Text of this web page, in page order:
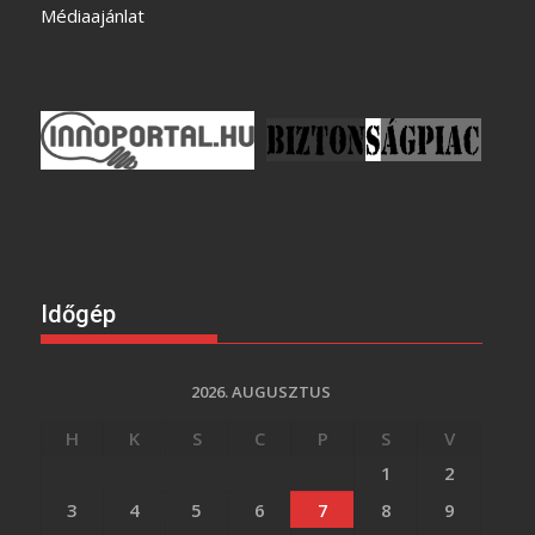
Médiaajánlat
Időgép
2026. AUGUSZTUS
H K S C P S
V
1
2
3
4 5 6 7 8
9